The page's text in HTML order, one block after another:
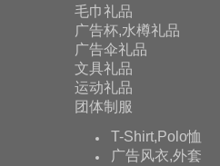
毛巾礼品
广告杯,水樽礼品
广告伞礼品
文具礼品
运动礼品
团体制服
T-Shirt,Polo恤
广告风衣,外套